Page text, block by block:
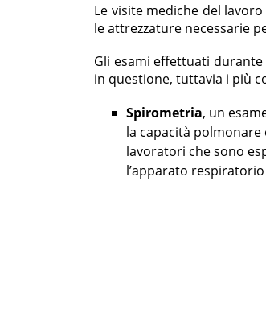
Le visite mediche del
le attrezzature necessarie
Gli esami effettuati
in questione, tuttavia i più
Spirometria, un
la capacità
lavoratori che sono
l’apparato respiratorio